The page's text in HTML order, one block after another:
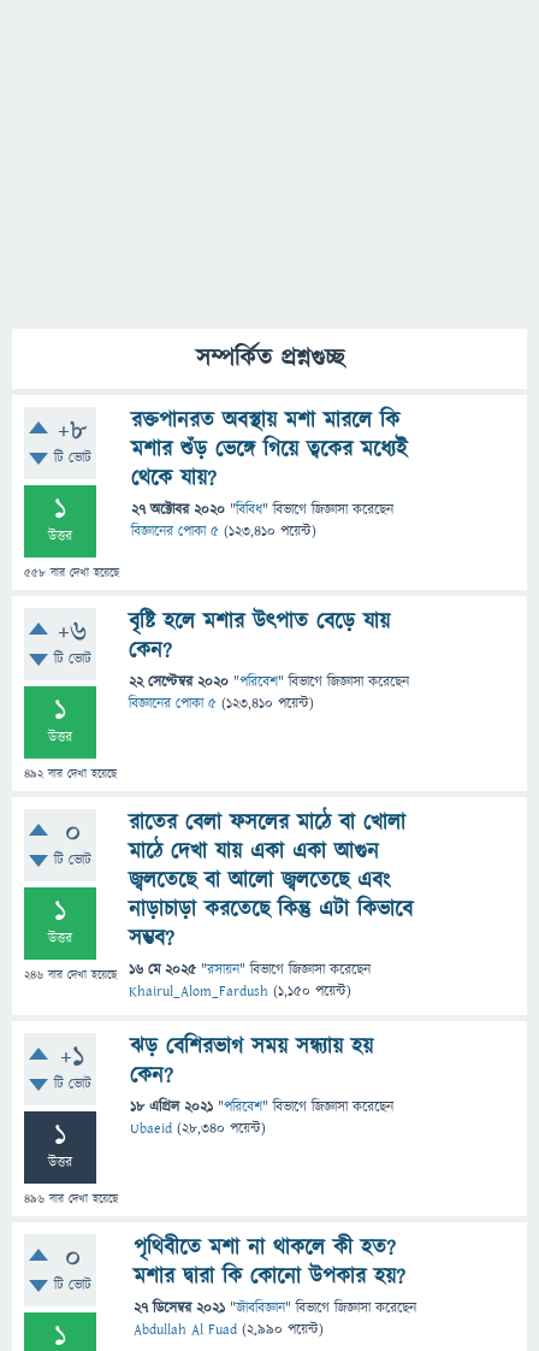
সম্পর্কিত প্রশ্নগুচ্ছ
+8
টি ভোট
1
উত্তর
558 বার দেখা হয়েছে
রক্তপানরত অবস্থায় মশা মারলে কি
মশার শুঁড় ভেঙ্গে গিয়ে ত্বকের মধ্যেই
থেকে যায়?
27 অক্টোবর 2020 "বিবিধ" বিভাগে জিজ্ঞাসাকরেছেন
বিজ্ঞানের পোকা ৫ (123,410 পয়েন্ট)
+6
টি ভোট
1
উত্তর
492বার দেখা হয়েছে
বৃষ্টি হলে মশার উৎপাত বেড়ে যায়
কেন?
22 সেপ্টেম্বর 2020 "পরিবেশ" বিভাগে জিজ্ঞাসাকরেছেন
বিজ্ঞানের পোকা ৫ (123,410 পয়েন্ট)
0
টি ভোট
1
উত্তর
246 বার দেখা হয়েছে
রাতের বেলা ফসলের মাঠে বা খোলা
মাঠে দেখা যায় একা একা আগুন
জ্বলতেছে বা আলো জ্বলতেছে এবং
নাড়াচাড়া করতেছে কিন্তু এটা কিভাবে
সম্ভব?
16 মে 2025 "রসায়ন" বিভাগে জিজ্ঞাসাকরেছেন
Khairul_Alom_Fardush (1,150 পয়েন্ট)
+1
টি ভোট
1
উত্তর
496 বার দেখা হয়েছে
ঝড় বেশিরভাগ সময় সন্ধ্যায় হয়
কেন?
18 এপ্রিল 2021 "পরিবেশ" বিভাগে জিজ্ঞাসাকরেছেন
Ubaeid (28,340 পয়েন্ট)
0
টি ভোট
1
পৃথিবীতে মশা না থাকলে কী হত?
মশার দ্বারা কি কোনো উপকার হয়?
27 ডিসেম্বর 2021 "জীববিজ্ঞান" বিভাগে জিজ্ঞাসাকরেছেন
Abdullah Al Fuad (2,990 পয়েন্ট)